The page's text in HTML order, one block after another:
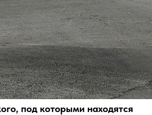
под которыми находятся